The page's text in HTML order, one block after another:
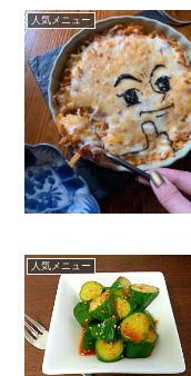
人気メニュー
人気メニュー